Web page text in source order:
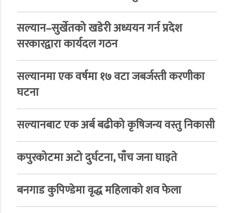
सल्यान–सुर्खेतको खडेरी अध्ययन गर्न प्रदेश
सरकारद्वारा कार्यदल गठन
सल्यानमा एक वर्षमा १७ वटा जबर्जस्ती करणीका
घटना
सल्यानबाट एक अर्ब बढीको कृषिजन्य वस्तु निकासी
कपुरकोटमा अटो दुर्घटना, पाँच जना घाइते
बनगाड कुपिण्डेमा वृद्ध महिलाको शव फेला